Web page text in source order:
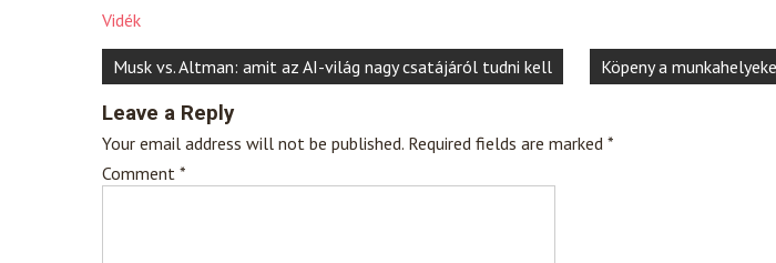
Vidék
Post
navigation
Musk vs. Altman: amit az AI-világ nagy csatájáról tudni kell Köpeny a
Leave a Reply
Your email address will not be published. Required fields are marked *
Comment *